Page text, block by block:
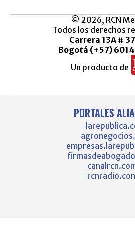
© 2026, RCN
Todos los derechos
Carrera 13A #
Bogotá (+57)
Un producto de
PORTALES